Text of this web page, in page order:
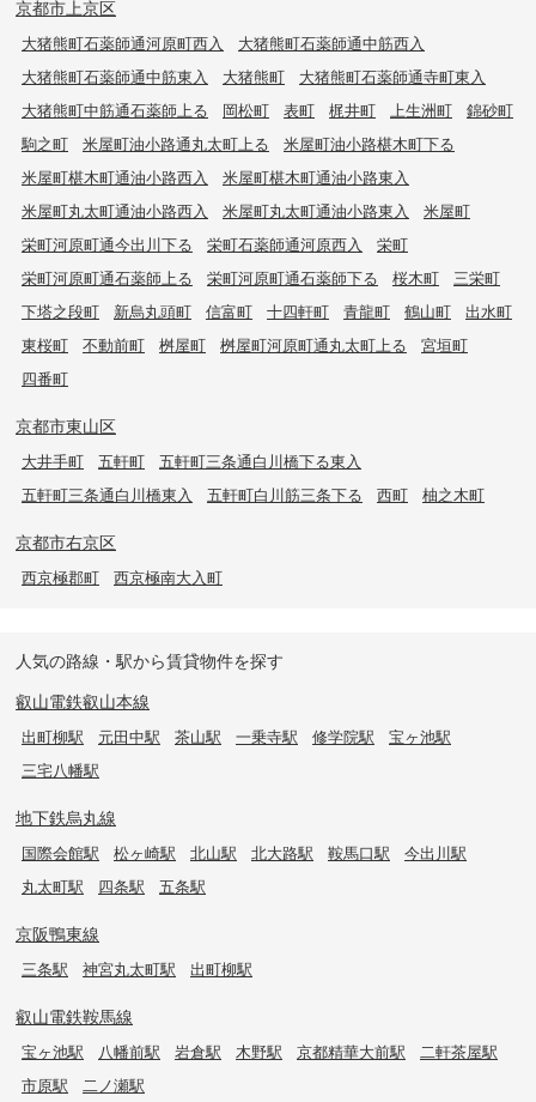
京都市上京区
大猪熊町石薬師通河原町西入
大猪熊町石薬師通中筋西入
大猪熊町石薬師通中筋東入
大猪熊町
大猪熊町石薬師通寺町東入
大猪熊町中筋通石薬師上る
岡松町 表町 梶井町 上生洲町
錦砂町
駒之町
米屋町油小路通丸太町上る
米屋町油小路椹木町下る
米屋町椹木町通油小路西入
米屋町椹木町通油小路東入
米屋町丸太町通油小路西入
米屋町丸太町通油小路東入
米屋町
栄町河原町通今出川下る
栄町石薬師通河原西入
栄町
栄町河原町通石薬師上る
栄町河原町通石薬師下る 桜木町
三栄町
下塔之段町
新烏丸頭町 信富町 十四軒町 青龍町 鶴山町
出水町
東桜町
不動前町 桝屋町 桝屋町河原町通丸太町上る
宮垣町
四番町
京都市東山区
大井手町 五軒町
五軒町三条通白川橋下る東入
五軒町三条通白川橋東入
五軒町白川筋三条下る 西町 柚之木町
京都市右京区
西京極郡町 西京極南大入町
人気の路線・駅から賃貸物件を探す
叡山電鉄叡山本線
出町柳駅 元田中駅 茶山駅 一乗寺駅 修学院駅
宝ヶ池駅
三宅八幡駅
地下鉄烏丸線
国際会館駅 松ヶ崎駅 北山駅 北大路駅 鞍馬口駅
今出川駅
丸太町駅
四条駅 五条駅
京阪鴨東線
三条駅 神宮丸太町駅 出町柳駅
叡山電鉄鞍馬線
宝ヶ池駅 八幡前駅 岩倉駅 木野駅 京都精華大前駅
二軒茶屋駅
市原駅
二ノ瀬駅